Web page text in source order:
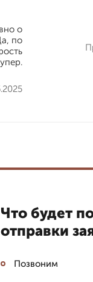
о
по
Что будет
отправки
Позвоним